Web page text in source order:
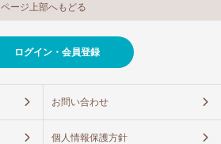
ページ上部へもどる
ログイン・会員登録
お問い合わせ
個人情報保護方針